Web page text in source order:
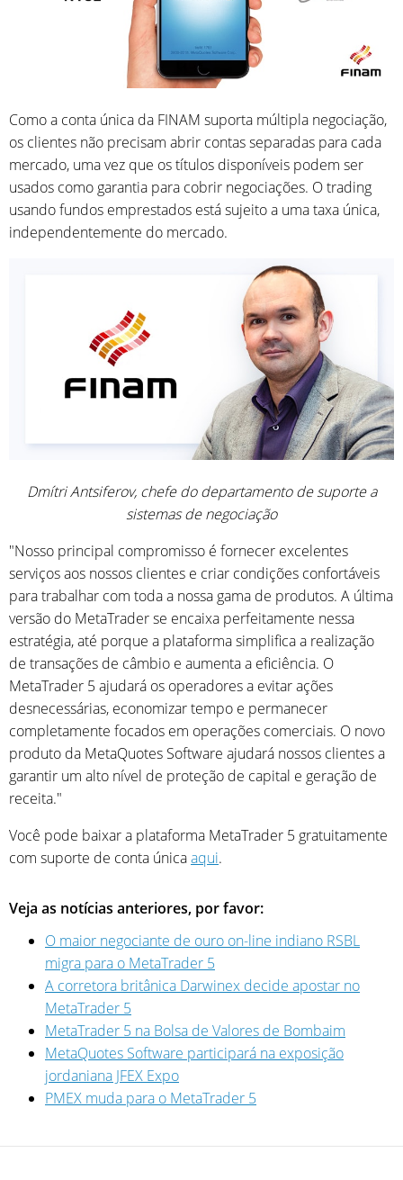
Como a conta única da FINAM suporta múltipla negociação,
os clientes não precisam abrir contas separadas para cada
mercado, uma vez que os títulos disponíveis podem ser
usados ​​como garantia para cobrir negociações. O trading
usando fundos emprestados está sujeito a uma taxa única,
independentemente do mercado.
Dmítri Antsiferov, chefe do departamento de suporte a
sistemas de negociação
"Nosso principal compromisso é fornecer excelentes
serviços aos nossos clientes e criar condições confortáveis ​​
para trabalhar com toda a nossa gama de produtos. A última
versão do MetaTrader se encaixa perfeitamente nessa
estratégia, até porque a plataforma simplifica a realização
de transações de câmbio e aumenta a eficiência. O
MetaTrader 5 ajudará os operadores a evitar ações
desnecessárias, economizar tempo e permanecer
completamente focados em operações comerciais. O novo
produto da MetaQuotes Software ajudará nossos clientes a
garantir um alto nível de proteção de capital e geração de
receita."
Você pode baixar a plataforma MetaTrader 5 gratuitamente
com suporte de conta únicaaqui.
Veja as notícias anteriores, por favor:
O maior negociante de ouro on-line indiano RSBL
migra para o MetaTrader 5
A corretora britânica Darwinex decide apostar no
MetaTrader 5
MetaTrader 5 na Bolsa de Valores de Bombaim
MetaQuotes Software participará na exposição
jordaniana JFEX Expo
PMEX muda para o MetaTrader 5